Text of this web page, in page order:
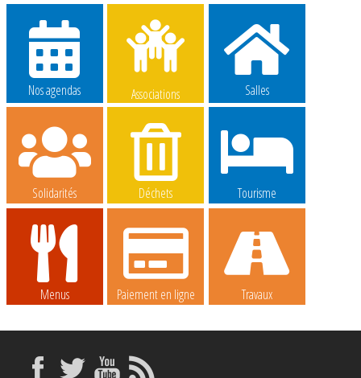
Nos agendas Associations Salles
Solidarités Déchets Tourisme
Menus Paiement en ligne Travaux